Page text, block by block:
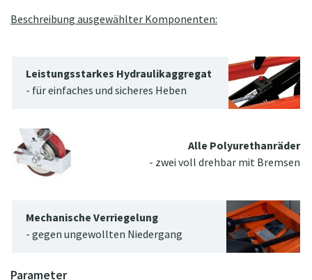
Beschreibung ausgewählter Komponenten:
Leistungsstarkes Hydraulikaggregat
- für einfaches und sicheres Heben
Alle Polyurethanräder
- zwei voll drehbar mit Bremsen
Mechanische Verriegelung
- gegen ungewollten Niedergang